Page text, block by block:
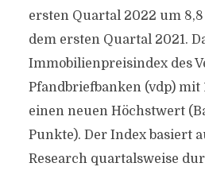
ersten Quartal 2022 um
dem ersten Quartal 2021.
Immobilienpreisindex des
Pfandbriefbanken (vdp) mit
einen neuen Höchstwert
Punkte). Der Index basiert
Research quartalsweise